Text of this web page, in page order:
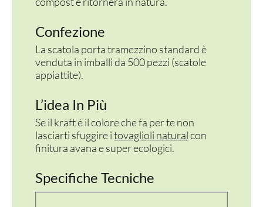
Confezione
La scatola porta tramezzino standard è
venduta in imballi da 500 pezzi (scatole
appiattite).
L’idea In Più
Se il kraft è il colore che fa per te non
lasciarti sfuggire itovaglioli naturalcon
finitura avana e super ecologici.
Specifiche Tecniche